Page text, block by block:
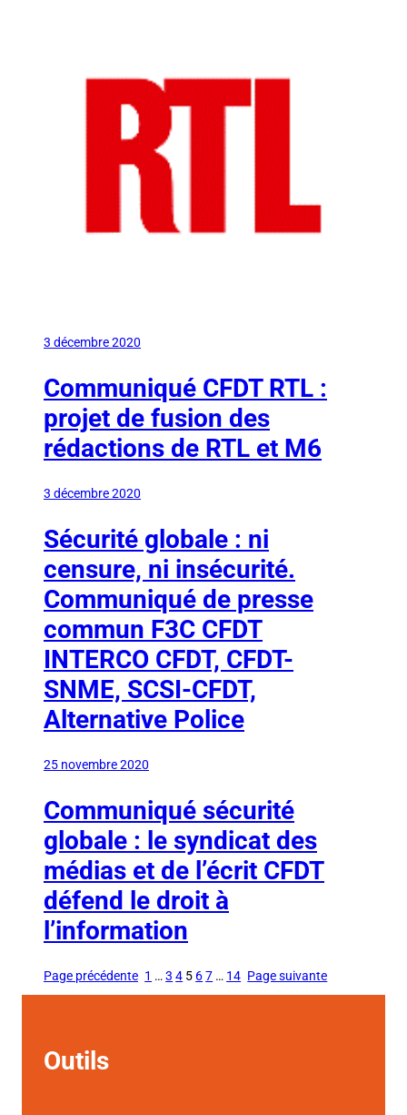
3 décembre 2020
Communiqué CFDT RTL :
projet de fusion des
rédactions de RTL et M6
3 décembre 2020
Sécurité globale : ni
censure, ni insécurité.
Communiqué de presse
commun F3C CFDT
INTERCO CFDT, CFDT-
SNME, SCSI-CFDT,
Alternative Police
25 novembre 2020
Communiqué sécurité
globale : le syndicat des
médias et de l’écrit CFDT
défend le droit à
l’information
Page précédente 1 …3 4 5 67 … 14 Page suivante
Outils